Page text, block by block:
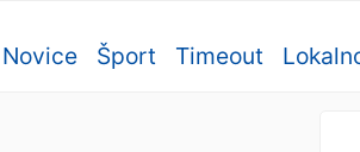
Novice Šport Timeout